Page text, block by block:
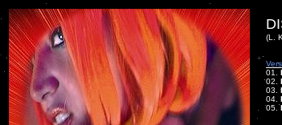
(L.
01.
02.
03.
04.
05.